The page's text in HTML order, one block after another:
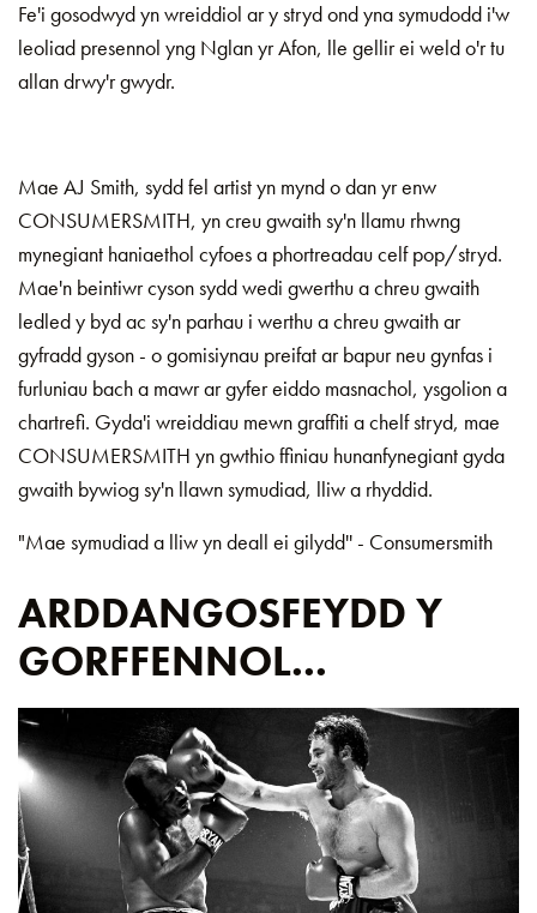
Fe'i gosodwyd yn wreiddiol ar y stryd ond yna symudodd i'w
leoliad presennol yng Nglan yr Afon, lle gellir ei weld o'r tu
allan drwy'r gwydr.
Mae AJ Smith, sydd fel artist yn mynd o dan yr enw
CONSUMERSMITH, yn creu gwaith sy'n llamu rhwng
mynegiant haniaethol cyfoes a phortreadau celf pop/stryd.
Mae'n beintiwr cyson sydd wedi gwerthu a chreu gwaith
ledled y byd ac sy'n parhau i werthu a chreu gwaith ar
gyfradd gyson - o gomisiynau preifat ar bapur neu gynfas i
furluniau bach a mawr ar gyfer eiddo masnachol, ysgolion a
chartrefi. Gyda'i wreiddiau mewn graffiti a chelf stryd, mae
CONSUMERSMITH yn gwthio ffiniau hunanfynegiant gyda
gwaith bywiog sy'n llawn symudiad, lliw a rhyddid.
"Mae symudiad a lliw yn deall ei gilydd'' - Consumersmith
ARDDANGOSFEYDD Y
GORFFENNOL...